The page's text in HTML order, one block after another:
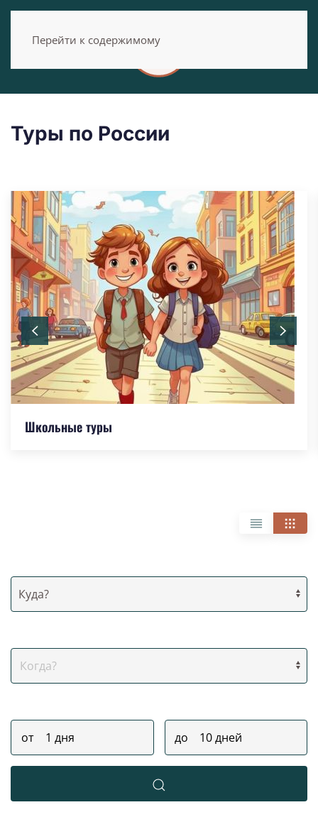
Перейти к содержимому
Туры по России
Школьные туры
Куда?
Когда?
от до